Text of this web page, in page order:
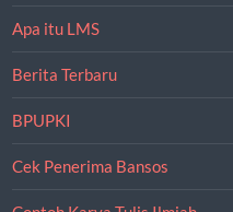
Apa itu LMS
Berita Terbaru
BPUPKI
Cek Penerima Bansos